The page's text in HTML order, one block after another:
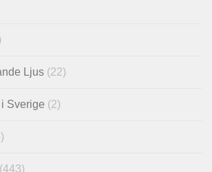
Ljus (22)
Sverige (2)
(443)